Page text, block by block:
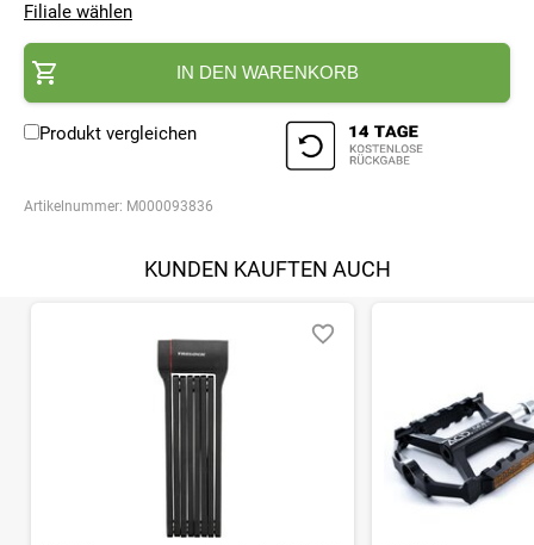
Filiale wählen
IN DEN WARENKORB
Produkt vergleichen
Artikelnummer: M000093836
KUNDEN KAUFTEN AUCH